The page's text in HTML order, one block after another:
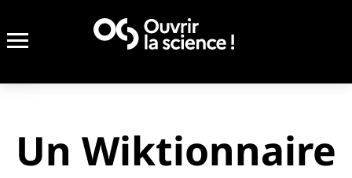
Un Wiktionnaire